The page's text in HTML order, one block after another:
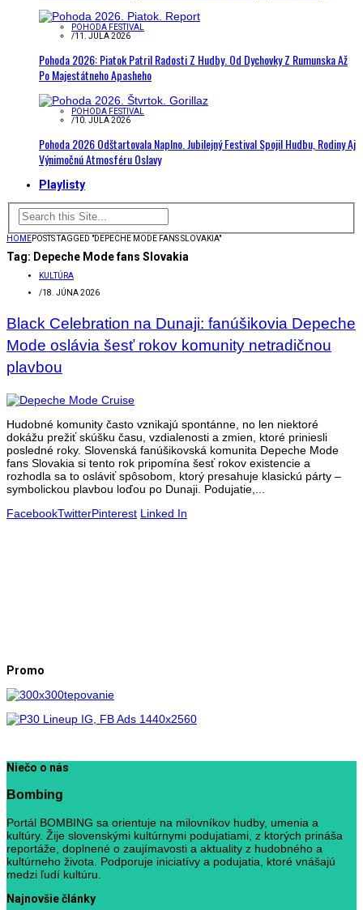
POHODA FESTIVAL
/11. JÚLA 2026
Pohoda 2026: Piatok Patril Radosti Z Hudby. Od Dychovky Z Rumunska Až
Po Majestátneho Apasheho
POHODA FESTIVAL
/10. JÚLA 2026
Pohoda 2026 Odštartovala Naplno. Jubilejný Festival Spojil Hudbu, Rodiny Aj
Výnimočnú Atmosféru Oslavy
Playlisty
HOMEPOSTS TAGGED "DEPECHE MODE FANS SLOVAKIA"
Tag: Depeche Mode fans Slovakia
KULTÚRA
/18. JÚNA 2026
Black Celebration na Dunaji: fanúšikovia Depeche
Mode oslávia šesť rokov komunity netradičnou
plavbou
Hudobné komunity často vznikajú spontánne, no len niektoré
dokážu prežiť skúšku času, vzdialenosti a zmien, ktoré priniesli
posledné roky. Slovenská fanúšikovská komunita Depeche Mode
fans Slovakia si tento rok pripomína šesť rokov existencie a
rozhodla sa to osláviť spôsobom, ktorý presahuje klasickú párty –
symbolickou plavbou loďou po Dunaji. Podujatie,...
FacebookTwitterPinterest Linked In
Promo
Niečo o nás
Bombing
Portál BOMBING sa orientuje na milovníkov hudby, umenia a
kultúry. Žije slovenskými kultúrnymi podujatiami, z ktorých prináša
reportáže, doplnené o zaujímavosti a aktuality z hudobného a
kultúrneho života. Podporuje iniciatívy a podujatia, ktoré vnášajú
medzi ľudí kultúru.
Najnovšie články